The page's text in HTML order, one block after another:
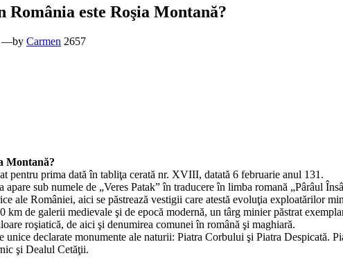
este Roşia Montană?
—by Carmen 2657
Montană?
pentru prima dată în tabliţa cerată nr. XVIII, datată 6 februarie anul 131.
sub numele de „Veres Patak” în traducere în limba romană „Pârâul
ale României, aici se păstrează vestigii care atestă evoluţia exploatărilor
km de galerii medievale şi de epocă modernă, un târg minier păstrat
roşiatică, de aici şi denumirea comunei în română şi maghiară.
declarate monumente ale naturii: Piatra Corbului şi Piatra Despicată.
şi Dealul Cetăţii.